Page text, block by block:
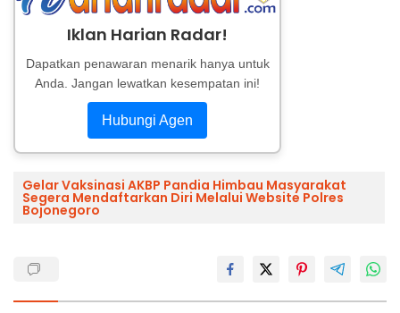
Iklan Harian Radar!
Dapatkan penawaran menarik hanya untuk
Anda. Jangan lewatkan kesempatan ini!
Hubungi Agen
Gelar Vaksinasi AKBP Pandia Himbau Masyarakat
Segera Mendaftarkan Diri Melalui Website Polres
Bojonegoro